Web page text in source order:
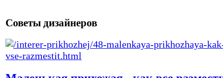
Советы дизайнеров